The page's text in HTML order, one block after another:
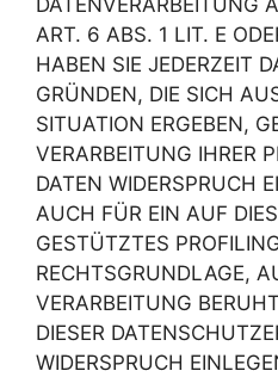
DATENVERARBEITUNG
ART. 6 ABS. 1 LIT. E
HABEN SIE JEDERZEIT
GRÜNDEN, DIE SICH
SITUATION ERGEBEN,
VERARBEITUNG IHRER
DATEN WIDERSPRUCH
AUCH FÜR EIN AUF
GESTÜTZTES
RECHTSGRUNDLAGE,
VERARBEITUNG
DIESER
WIDERSPRUCH